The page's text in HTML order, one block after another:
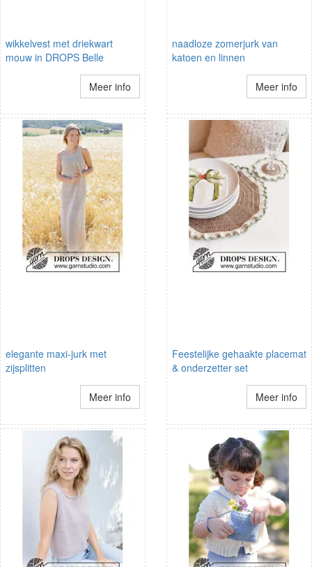
wikkelvest met driekwart
mouw in DROPS Belle
Meer info
naadloze zomerjurk van
katoen en linnen
Meer info
elegante maxi-jurk met
zijsplitten
Meer info
Feestelijke gehaakte placemat
& onderzetter set
Meer info